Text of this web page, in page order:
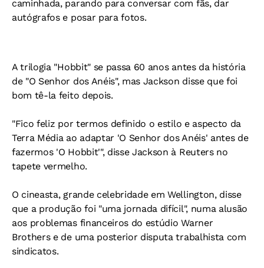
caminhada, parando para conversar com fãs, dar
autógrafos e posar para fotos.
A trilogia "Hobbit" se passa 60 anos antes da história
de "O Senhor dos Anéis", mas Jackson disse que foi
bom tê-la feito depois.
"Fico feliz por termos definido o estilo e aspecto da
Terra Média ao adaptar 'O Senhor dos Anéis' antes de
fazermos 'O Hobbit'", disse Jackson à Reuters no
tapete vermelho.
O cineasta, grande celebridade em Wellington, disse
que a produção foi "uma jornada difícil", numa alusão
aos problemas financeiros do estúdio Warner
Brothers e de uma posterior disputa trabalhista com
sindicatos.